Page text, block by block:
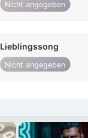
Nicht angegeben
Lieblingssong
Nicht angegeben